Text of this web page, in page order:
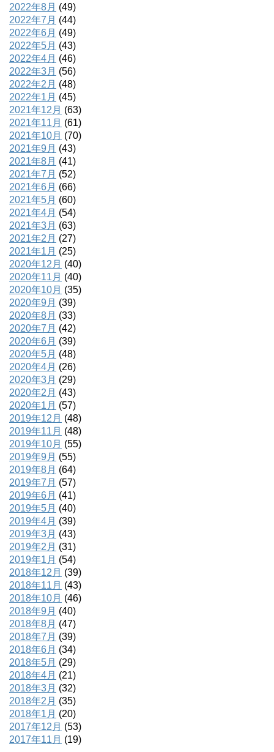
2022年8月 (49)
2022年7月 (44)
2022年6月 (49)
2022年5月 (43)
2022年4月 (46)
2022年3月 (56)
2022年2月 (48)
2022年1月 (45)
2021年12月 (63)
2021年11月 (61)
2021年10月 (70)
2021年9月 (43)
2021年8月 (41)
2021年7月 (52)
2021年6月 (66)
2021年5月 (60)
2021年4月 (54)
2021年3月 (63)
2021年2月 (27)
2021年1月 (25)
2020年12月 (40)
2020年11月 (40)
2020年10月 (35)
2020年9月 (39)
2020年8月 (33)
2020年7月 (42)
2020年6月 (39)
2020年5月 (48)
2020年4月 (26)
2020年3月 (29)
2020年2月 (43)
2020年1月 (57)
2019年12月 (48)
2019年11月 (48)
2019年10月 (55)
2019年9月 (55)
2019年8月 (64)
2019年7月 (57)
2019年6月 (41)
2019年5月 (40)
2019年4月 (39)
2019年3月 (43)
2019年2月 (31)
2019年1月 (54)
2018年12月 (39)
2018年11月 (43)
2018年10月 (46)
2018年9月 (40)
2018年8月 (47)
2018年7月 (39)
2018年6月 (34)
2018年5月 (29)
2018年4月 (21)
2018年3月 (32)
2018年2月 (35)
2018年1月 (20)
2017年12月 (53)
2017年11月 (19)